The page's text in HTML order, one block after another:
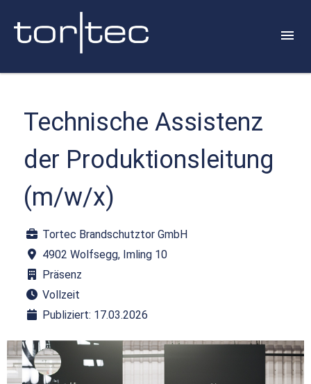
Technische Assistenz
der Produktionsleitung
(m/w/x)
Tortec Brandschutztor GmbH
4902 Wolfsegg, Imling 10
Präsenz
Vollzeit
Publiziert: 17.03.2026